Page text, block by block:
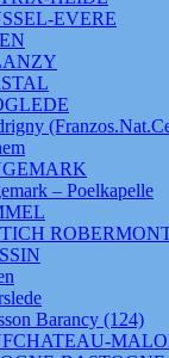
EVERE
– Poelkapelle
Barancy (124)